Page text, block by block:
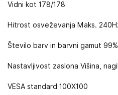
Vidni kot 178/178
Hitrost osveževanja Maks.
Število barv in barvni gamut 99%
Nastavljivost zaslona Višina,
VESA standard 100X100